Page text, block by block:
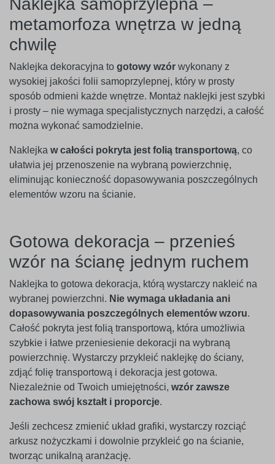
Naklejka samoprzylepna –
metamorfoza wnętrza w jedną
chwilę
Naklejka dekoracyjna to gotowy wzór wykonany z
wysokiej jakości folii samoprzylepnej, który w prosty
sposób odmieni każde wnętrze. Montaż naklejki jest szybki
i prosty – nie wymaga specjalistycznych narzędzi, a całość
można wykonać samodzielnie.
Naklejka w całości pokryta jest folią transportową, co
ułatwia jej przenoszenie na wybraną powierzchnię,
eliminując konieczność dopasowywania poszczególnych
elementów wzoru na ścianie.
Gotowa dekoracja – przenieś
wzór na ścianę jednym ruchem
Naklejka to gotowa dekoracja, którą wystarczy nakleić na
wybranej powierzchni. Nie wymaga układania ani
dopasowywania poszczególnych elementów wzoru.
Całość pokryta jest folią transportową, która umożliwia
szybkie i łatwe przeniesienie dekoracji na wybraną
powierzchnię. Wystarczy przykleić naklejkę do ściany,
zdjąć folię transportową i dekoracja jest gotowa.
Niezależnie od Twoich umiejętności, wzór zawsze
zachowa swój kształt i proporcje.
Jeśli zechcesz zmienić układ grafiki, wystarczy rozciąć
arkusz nożyczkami i dowolnie przykleić go na ścianie,
tworząc unikalną aranżację.